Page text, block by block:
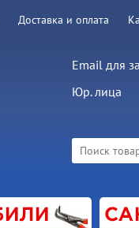
Доставка и оплата
Email для
Юр. лица